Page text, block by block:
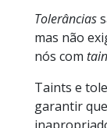
Tolerâncias
mas não
nós com
Taints e
garantir